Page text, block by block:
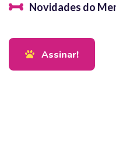
Novidades do
Assinar!